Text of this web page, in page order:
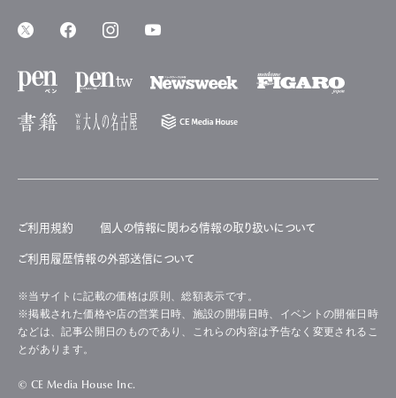
ご利用規約 個人の情報に関わる情報の取り扱いについて
ご利用履歴情報の外部送信について
※当サイトに記載の価格は原則、総額表示です。
※掲載された価格や店の営業日時、施設の開場日時、イベントの開催日時
などは、記事公開日のものであり、これらの内容は予告なく変更されるこ
とがあります。
© CE Media House Inc.